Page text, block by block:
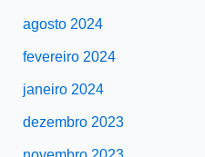
agosto 2024
fevereiro 2024
janeiro 2024
dezembro 2023